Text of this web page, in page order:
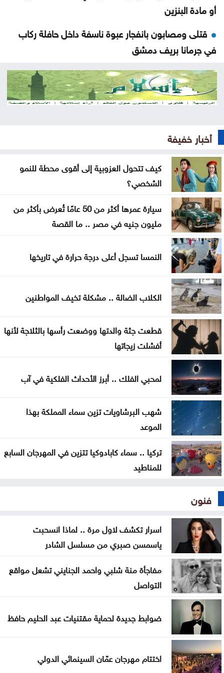
أو مادة البنزين
قتلى ومصابون بانفجار عبوة ناسفة داخل حافلة ركاب
في جرمانا بريف دمشق
العراق يستلم 500 مليون دولار من البنك المركزي
الأميركي
غزة
بلال احمد المحاسنه مبارك المسمى الجديد
الأشغال تبدأ السبت أعمال صيانة طريق معان – البادية
تخفيض عدد أعضاء مجلس التعليم العالي ومجالس
الأمناء
توافق مبدئي على آلية تعيين المدير التنفيذي للبلديات
اليرموك تطلق اسم اليوبيل الذهبي على خريجي الفوج
47 من طلبتها
تعيين سفيرين جديدين لبيلاروس والبيرو غير مقيمين
جمعية أطباء القلب الأردنية تنظم ندوة علمية
أخبار خفيفة
كيف تتحول العزوبية إلى أقوى محطة للنمو
الشخصي؟
سيارة عمرها أكثر من 50 عامًا تُعرض بأكثر من
مليون جنيه في مصر .. ما القصة
النمسا تسجل أعلى درجة حرارة في تاريخها
الكلاب الضالة .. مشكلة تخيف المواطنين
قطعت جثة والدتها ووضعت رأسها بالثلاجة لأنها
أفشلت زيجاتها
لمحبي الفلك .. أبرز الأحداث الفلكية في آب
شهب البرشاويات تزين سماء المملكة بهذا
الموعد
تركيا .. سماء كابادوكيا تتزين في المهرجان السابع
للمناطيد
فنون
اسرار تكشف لاول مرة .. لماذا انسحبت
ياسمسن صبري من مسلسل الشادر
مفاجأة منة شلبي واحمد الجنايني تشعل مواقع
التواصل
ضوابط جديدة لحماية مقتنيات عبد الحليم حافظ
اختتام مهرجان عمّان السينمائي الدولي